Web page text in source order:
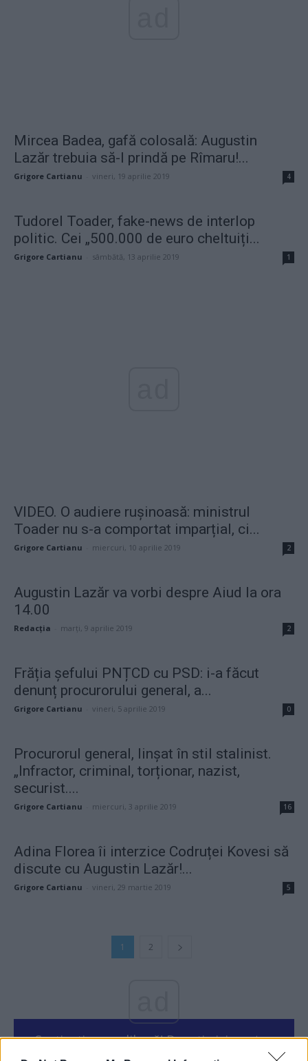
Mircea Badea, gafă colosală: Augustin
Lazăr trebuia să-l prindă pe Rîmaru!...
Grigore Cartianu vineri, 19 aprilie 2019 4
Tudorel Toader, fake-news de interlop
politic. Cei „500.000 de euro cheltuiți...
Grigore Cartianu sâmbătă, 13 aprilie 2019 1
VIDEO. O audiere rușinoasă: ministrul
Toader nu s-a comportat imparțial, ci...
Grigore Cartianu miercuri, 10 aprilie 2019 2
Augustin Lazăr va vorbi despre Aiud la ora
14.00
Redacţia marți, 9 aprilie 2019 2
Frăția șefului PNȚCD cu PSD: i-a făcut
denunț procurorului general, a...
Grigore Cartianu vineri, 5 aprilie 2019 0
Procurorul general, linșat în stil stalinist.
„Infractor, criminal, torționar, nazist,
securist....
Grigore Cartianu miercuri, 3 aprilie 2019 16
Adina Florea îi interzice Codruței Kovesi să
discute cu Augustin Lazăr!...
Grigore Cartianu vineri, 29 martie 2019 5
1 2
Susțineți presa liberă! Donați aici pentru